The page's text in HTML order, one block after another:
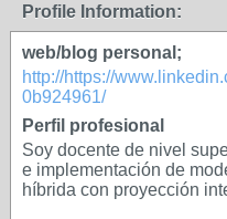
Profile Information:
web/blog personal;
http://https://
0b924961/
Perfil profesional
Soy docente de nivel
e implementación de
híbrida con proyección